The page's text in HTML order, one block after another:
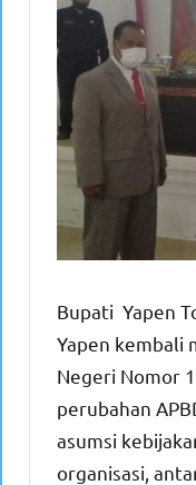
Bupati Yapen
Yapen kembali
Negeri Nomor
perubahan
asumsi
organisasi,